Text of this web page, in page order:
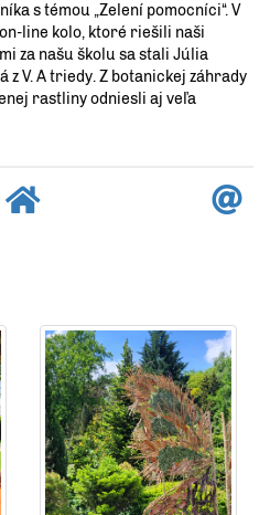
s témou „Zelení pomocníci“. V
line kolo, ktoré riešili naši
za našu školu sa stali Júlia
z V. A triedy. Z botanickej záhrady
rastliny odniesli aj veľa